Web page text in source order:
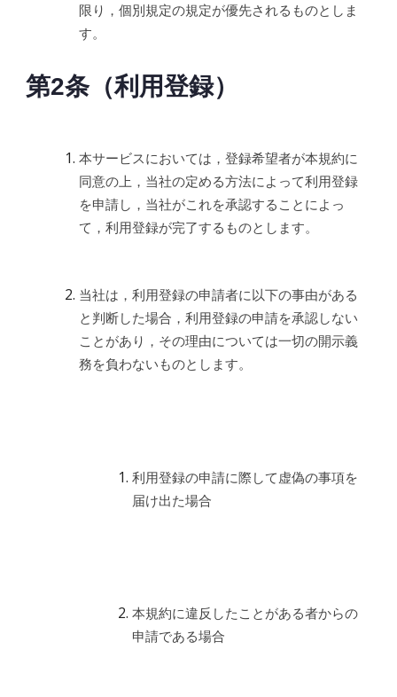
限り，個別規定の規定が優先されるものとしま
す。
第2条（利用登録）
本サービスにおいては，登録希望者が本規約に
同意の上，当社の定める方法によって利用登録
を申請し，当社がこれを承認することによっ
て，利用登録が完了するものとします。
当社は，利用登録の申請者に以下の事由がある
と判断した場合，利用登録の申請を承認しない
ことがあり，その理由については一切の開示義
務を負わないものとします。
利用登録の申請に際して虚偽の事項を
届け出た場合
本規約に違反したことがある者からの
申請である場合